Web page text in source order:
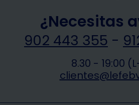
¿Necesitas
902 443 355 -
8.30 - 19:00